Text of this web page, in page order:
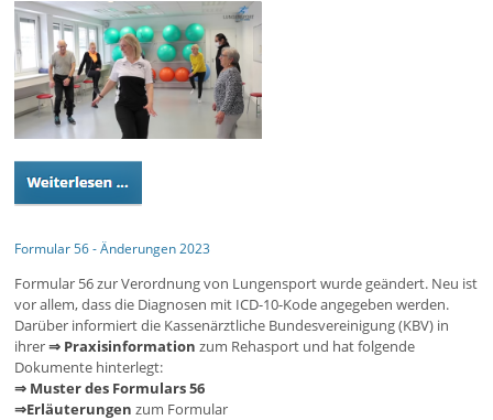
Formular 56 - Änderungen 2023
Formular 56 zur Verordnung von Lungensport wurde geändert. Neu ist
vor allem, dass die Diagnosen mit ICD-10-Kode angegeben werden.
Darüber informiert die Kassenärztliche Bundesvereinigung (KBV) in
ihrer⇒ Praxisinformation zum Rehasport und hat folgende
Dokumente hinterlegt:
⇒ Muster des Formulars 56
⇒Erläuterungen zum Formular